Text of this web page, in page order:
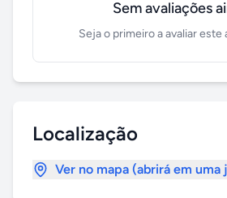
Sem avaliações
Seja o primeiro a avaliar este
Localização
Ver no mapa (abrirá em uma